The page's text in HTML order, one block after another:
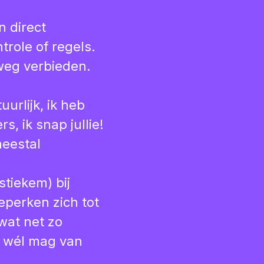
direct
of regels.
verbieden.
ik heb
ik snap jullie!
bij
zich tot
net zo
mag van